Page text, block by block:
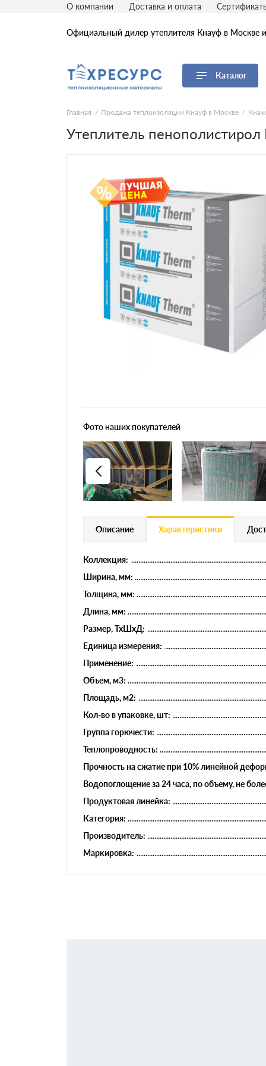
Официальный дилер утеплителя Кнауф в Москве
Каталог
Перейти в каталог
Продуктовые линейки
Knauf Insulation
Knauf Insulation Prof
Knauf Therm
Knauf Therm Пол
Кнауф Тисма
АкустиКНАУФ
О компании Доставка и оплата
Главная Продажа теплоизоляции Кнауф в Москве
Утеплитель
Фото наших покупателей
Описание Характеристики
Коллекция:
Ширина, мм:
Толщина, мм:
Длина, мм:
Размер, ТхШхД:
Единица измерения:
Применение:
Объем, м3:
Площадь, м2:
Кол-во в упаковке, шт:
Группа горючести:
Теплопроводность:
Прочность на сжатие при 10% линейной
Водопоглощение за 24 часа, по объему, не
Продуктовая линейка:
Категория:
Производитель:
Маркировка: